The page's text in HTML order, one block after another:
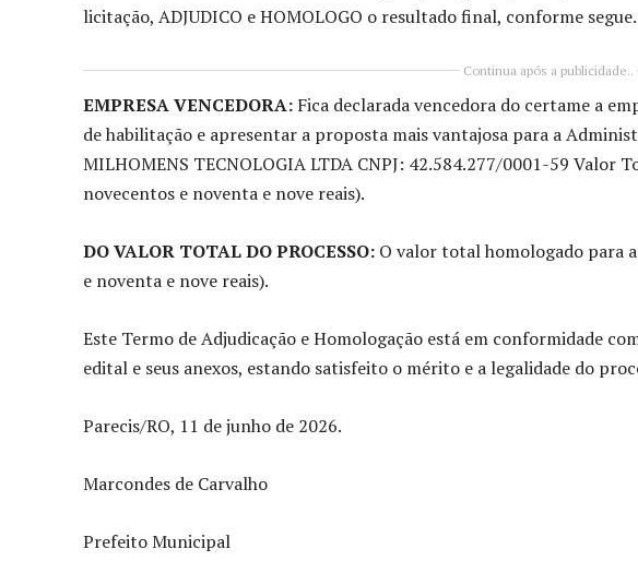
licitação, ADJUDICO e HOMOLOGO o resultado final, conforme segue.
Continua após a publicidade..
EMPRESA VENCEDORA: Fica declarada vencedora do certame a
de habilitação e apresentar a proposta mais vantajosa para a
MILHOMENS TECNOLOGIA LTDA CNPJ: 42.584.277/0001-59 Valor
novecentos e noventa e nove reais).
DO VALOR TOTAL DO PROCESSO: O valor total homologado para
e noventa e nove reais).
Este Termo de Adjudicação e Homologação está em conformidade
edital e seus anexos, estando satisfeito o mérito e a legalidade do
Parecis/RO, 11 de junho de 2026.
Marcondes de Carvalho
Prefeito Municipal